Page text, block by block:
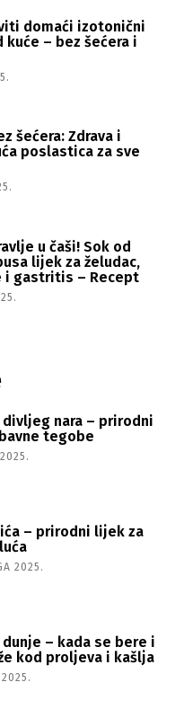
domaći izotonični
kuće – bez šećera i
šećera: Zdrava i
poslastica za sve
u čaši! Sok od
lijek za želudac,
i gastritis – Recept
divljeg nara – prirodni
tegobe
– prirodni lijek za
2025.
– kada se bere i
kod proljeva i kašlja